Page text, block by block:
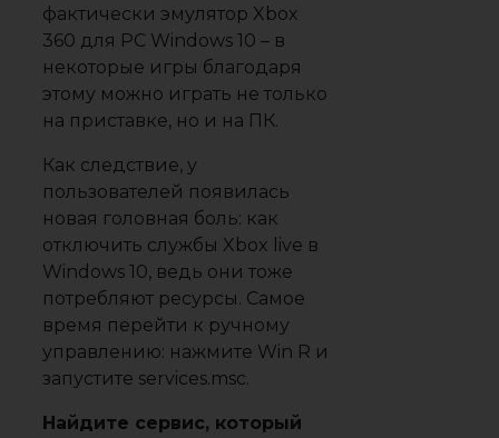
фактически эмулятор Xbox
360 для PC Windows 10 – в
некоторые игры благодаря
этому можно играть не только
на приставке, но и на ПК.
Как следствие, у
пользователей появилась
новая головная боль: как
отключить службы Xbox live в
Windows 10, ведь они тоже
потребляют ресурсы. Самое
время перейти к ручному
управлению: нажмите Win R и
запустите services.msc.
Найдите сервис, который